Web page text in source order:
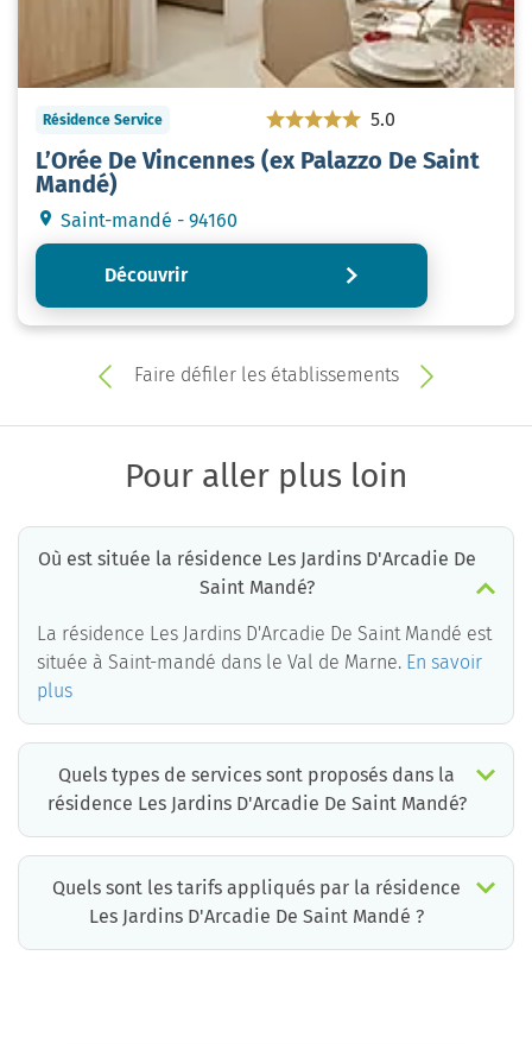
Résidence Service 5.0
L’Orée De Vincennes (ex Palazzo De Saint
Mandé)
Saint-mandé - 94160
Découvrir
Faire défiler les établissements
Pour aller plus loin
Où est située la résidence Les Jardins D'Arcadie De
Saint Mandé?
La résidence Les Jardins D'Arcadie De Saint Mandé est
située à Saint-mandé dans le Val de Marne. En savoir
plus
Quels types de services sont proposés dans la
résidence Les Jardins D'Arcadie De Saint Mandé?
Quels sont les tarifs appliqués par la résidence
Les Jardins D'Arcadie De Saint Mandé ?